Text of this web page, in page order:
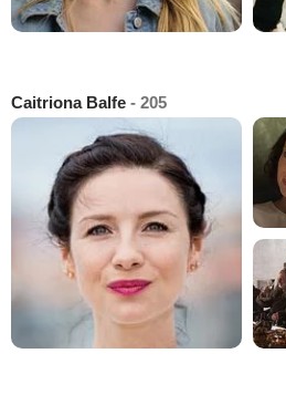
Caitriona Balfe - 205